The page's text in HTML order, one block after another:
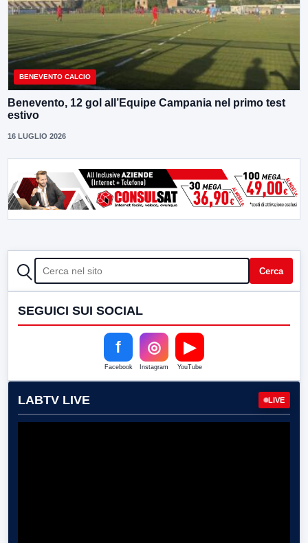
BENEVENTO CALCIO
Benevento, 12 gol all’Equipe Campania nel primo test
estivo
16 LUGLIO 2026
CERCA Cerca
SEGUICI SUI SOCIAL
f
Facebook
◎
Instagram
▶
YouTube
LABTV LIVE LIVE